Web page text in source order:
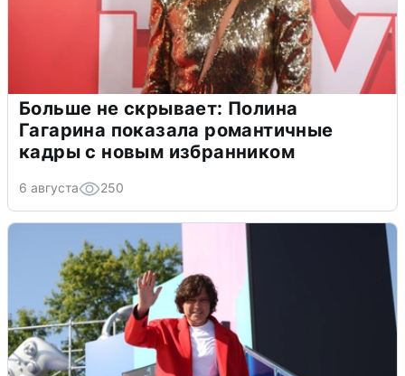
Больше не скрывает: Полина
Гагарина показала романтичные
кадры с новым избранником
6 августа 250